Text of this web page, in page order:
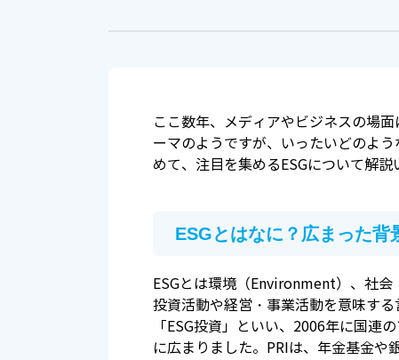
ここ数年、メディアやビジネスの場
ーマのようですが、いったいどのよ
めて、注目を集めるESGについて解説
ESGとはなに？広まった背
ESGとは環境（Environment）、社
投資活動や経営・事業活動を意味す
「ESG投資」といい、2006年に国
に広まりました。PRIは、年金基金